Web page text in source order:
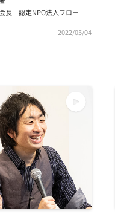
長 認定NPO法人フローレ
2022/05/04